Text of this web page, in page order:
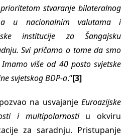
stvaranje bilateralnog
u nacionalnim valutama i
institucije za Šangajsku
Svi pričamo o tome da smo
više od 40 posto svjetske
svjetskog BDP-a.“[3]
na usvajanje Euroazijske
i multipolarnostiu okviru
za saradnju. Pristupanje